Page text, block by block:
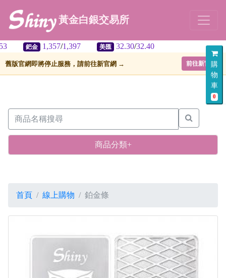
購
物
車
0
黃金白銀交易所
1,357 /1,397 美匯 32.30 /32.40
舊版官網即將停止服務，請前往新官網 → 前往新官網
商品分類+
首頁 線上購物 鉑金條